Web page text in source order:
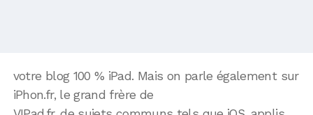
votre blog 100 % iPad. Mais on parle également sur
iPhon.fr, le grand frère de